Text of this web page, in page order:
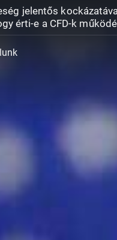
jelentős
érti-e a CFD-k